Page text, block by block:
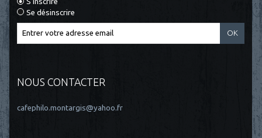
Se désinscrire
NOUS CONTACTER
cafephilo.montargis@yahoo.fr